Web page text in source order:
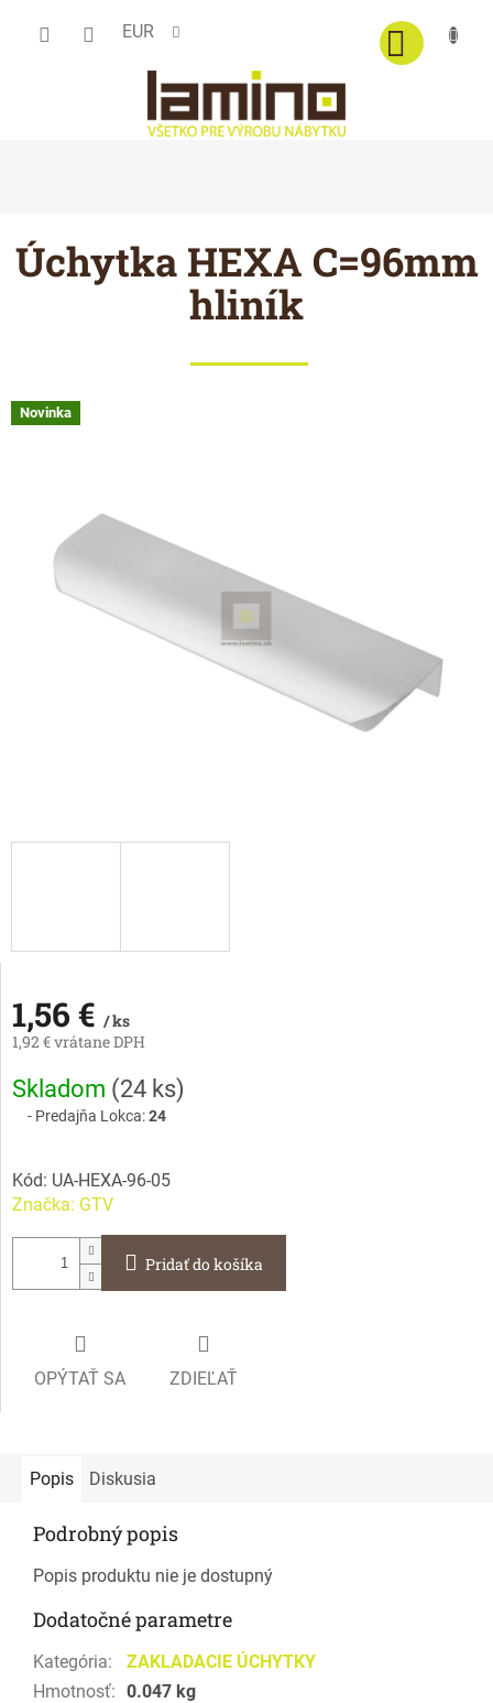
EUR
Úchytka HEXA C=96mm
hliník
Novinka
1,56 € / ks
1,92 € vrátane DPH
Jednotková
cena:
Skladom (24 ks)
Predajňa Lokca:24
Kód: UA-HEXA-96-05
Značka: GTV
Pridať do košíka
OPÝTAŤ SA ZDIEĽAŤ
Popis Diskusia
Podrobný popis
Popis produktu nie je dostupný
Dodatočné parametre
Kategória:
ZAKLADACIE ÚCHYTKY
Hmotnosť: 0.047 kg